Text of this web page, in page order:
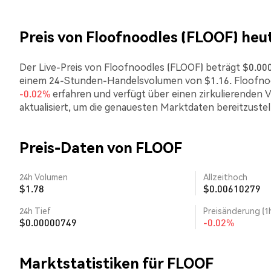
Preis von Floofnoodles (FLOOF)
Der Live-Preis von Floofnoodles (FLOOF) beträgt
einem 24-Stunden-Handelsvolumen von $1.16.
-0.02%erfahren und verfügt über einen zirkulierenden
aktualisiert, um die genauesten Marktdaten
Preis-Daten von FLOOF
24h Volumen
$1.78
Allzeithoch
$0.00610279
24h Tief
$0.00000749
Preisänderung
-0.02%
Marktstatistiken für FLOOF